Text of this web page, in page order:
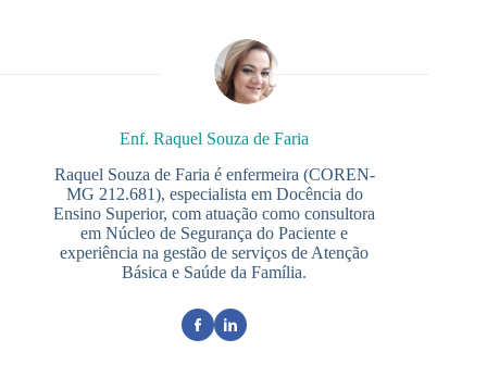
Enf. Raquel Souza de Faria
Raquel Souza de Faria é enfermeira (COREN-
MG 212.681), especialista em Docência do
Ensino Superior, com atuação como consultora
em Núcleo de Segurança do Paciente e
experiência na gestão de serviços de Atenção
Básica e Saúde da Família.